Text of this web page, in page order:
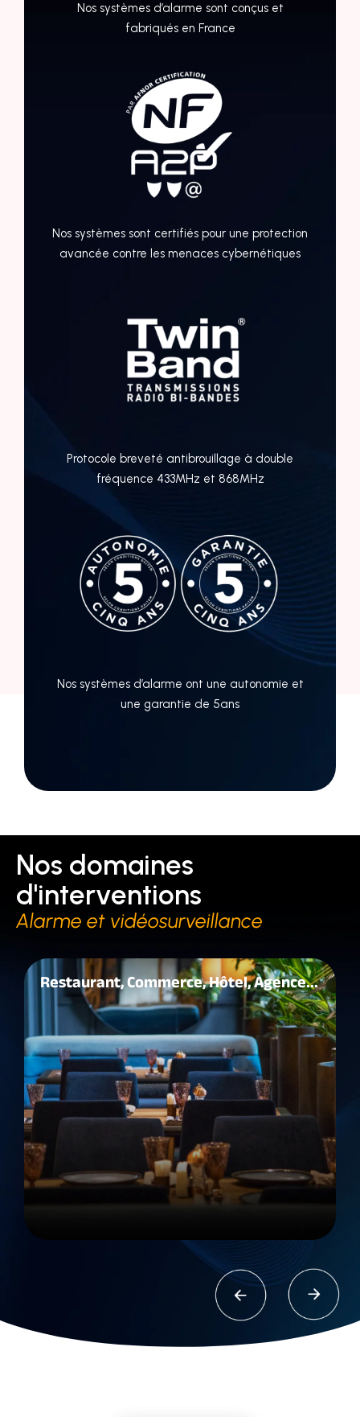
Nos systèmes d’alarme sont conçus et
fabriqués en France
Nos systèmes sont certifiés pour une protection
avancée contre les menaces cybernétiques
Protocole breveté antibrouillage à double
fréquence 433MHz et 868MHz
Nos systèmes d’alarme ont une autonomie et
une garantie de 5ans
Nos domaines
d'interventions
Alarme et vidéosurveillance
Restaurant, Commerce, Hôtel, Agence...